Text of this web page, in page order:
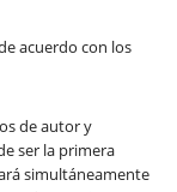
acuerdo con los
de autor y
ser la primera
simultáneamente